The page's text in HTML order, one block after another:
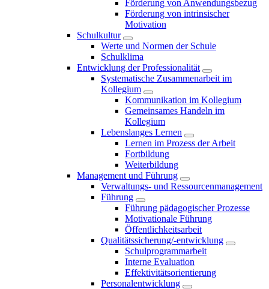
Förderung von Anwendungsbezug
Förderung von intrinsischer
Motivation
Schulkultur
Werte und Normen der Schule
Schulklima
Entwicklung der Professionalität
Systematische Zusammenarbeit im
Kollegium
Kommunikation im Kollegium
Gemeinsames Handeln im
Kollegium
Lebenslanges Lernen
Lernen im Prozess der Arbeit
Fortbildung
Weiterbildung
Management und Führung
Verwaltungs- und Ressourcenmanagement
Führung
Führung pädagogischer Prozesse
Motivationale Führung
Öffentlichkeitsarbeit
Qualitätssicherung/-entwicklung
Schulprogrammarbeit
Interne Evaluation
Effektivitätsorientierung
Personalentwicklung